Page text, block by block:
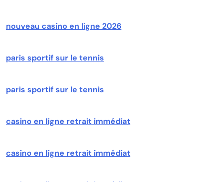
nouveau casino en ligne 2026
paris sportif sur le tennis
paris sportif sur le tennis
casino en ligne retrait immédiat
casino en ligne retrait immédiat